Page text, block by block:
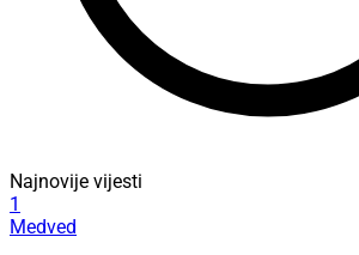
Najnovije vijesti
1
Medved